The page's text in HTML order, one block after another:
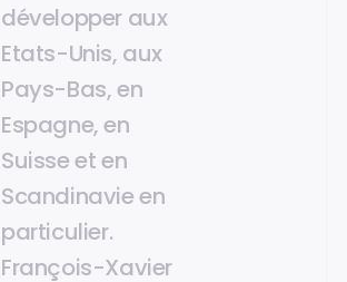
développer aux
Etats-Unis, aux
Pays-Bas, en
Espagne, en
Suisse et en
Scandinavie en
particulier.
François-Xavier